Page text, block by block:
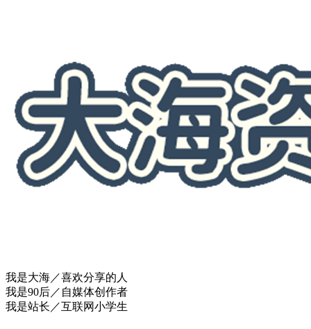
我是大海／喜欢分享的人
我是90后／自媒体创作者
我是站长／互联网小学生